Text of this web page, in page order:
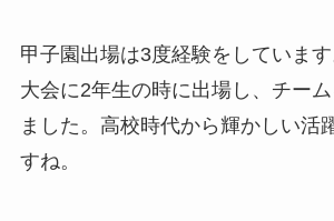
甲子園出場は3度経験をしていま
大会に2年生の時に出場し、チー
ました。高校時代から輝かしい活
すね。